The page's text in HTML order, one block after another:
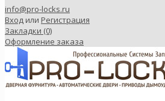
info@pro-locks.ru
Вход или Регистрация
Закладки (0)
Оформление заказа